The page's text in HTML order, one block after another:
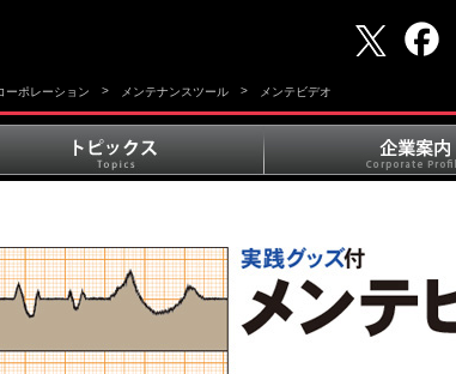
ーポレーション > メンテナンスツール > メンテビデオ